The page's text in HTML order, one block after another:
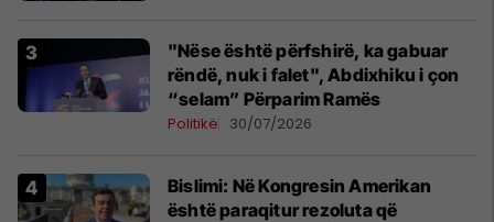
"Nëse është përfshirë, ka gabuar
rëndë, nuk i falet", Abdixhiku i çon
“selam” Përparim Ramës
Politikë 30/07/2026
Bislimi: Në Kongresin Amerikan
është paraqitur rezoluta që